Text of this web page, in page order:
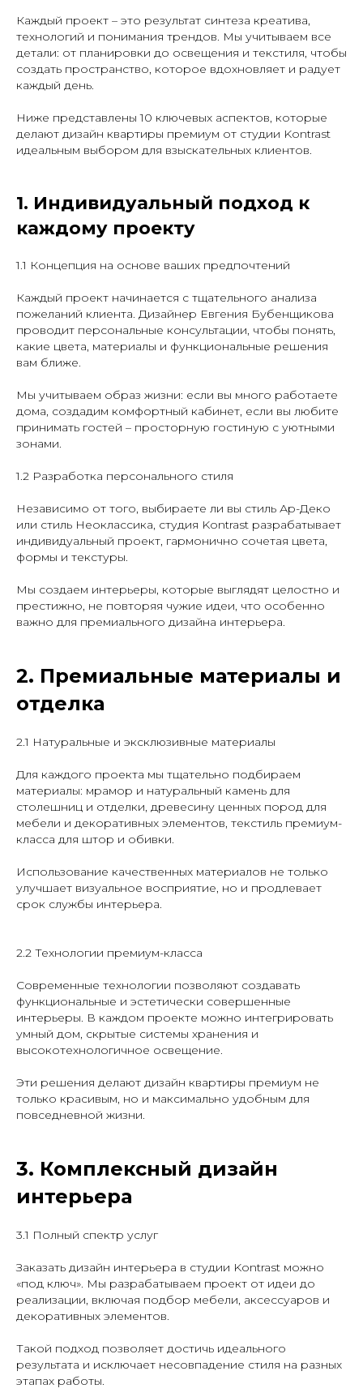
Каждый проект – это результат синтеза креатива,
технологий и понимания трендов. Мы учитываем все
детали: от планировки до освещения и текстиля, чтобы
создать пространство, которое вдохновляет и радует
каждый день.
Ниже представлены 10 ключевых аспектов, которые
делают дизайн квартиры премиум от студии Kontrast
идеальным выбором для взыскательных клиентов.
1. Индивидуальный подход к
каждому проекту
1.1 Концепция на основе ваших предпочтений
Каждый проект начинается с тщательного анализа
пожеланий клиента. Дизайнер Евгения Бубенщикова
проводит персональные консультации, чтобы понять,
какие цвета, материалы и функциональные решения
вам ближе.
Мы учитываем образ жизни: если вы много работаете
дома, создадим комфортный кабинет, если вы любите
принимать гостей – просторную гостиную с уютными
зонами.
1.2 Разработка персонального стиля
Независимо от того, выбираете ли вы стиль Ар-Деко
или стиль Неоклассика, студия Kontrast разрабатывает
индивидуальный проект, гармонично сочетая цвета,
формы и текстуры.
Мы создаем интерьеры, которые выглядят целостно и
престижно, не повторяя чужие идеи, что особенно
важно для премиального дизайна интерьера.
2. Премиальные материалы и
отделка
2.1 Натуральные и эксклюзивные материалы
Для каждого проекта мы тщательно подбираем
материалы: мрамор и натуральный камень для
столешниц и отделки, древесину ценных пород для
мебели и декоративных элементов, текстиль премиум-
класса для штор и обивки.
Использование качественных материалов не только
улучшает визуальное восприятие, но и продлевает
срок службы интерьера.
2.2 Технологии премиум-класса
Современные технологии позволяют создавать
функциональные и эстетически совершенные
интерьеры. В каждом проекте можно интегрировать
умный дом, скрытые системы хранения и
высокотехнологичное освещение.
Эти решения делают дизайн квартиры премиум не
только красивым, но и максимально удобным для
повседневной жизни.
3. Комплексный дизайн
интерьера
3.1 Полный спектр услуг
Заказать дизайн интерьера в студии Kontrast можно
«под ключ». Мы разрабатываем проект от идеи до
реализации, включая подбор мебели, аксессуаров и
декоративных элементов.
Такой подход позволяет достичь идеального
результата и исключает несовпадение стиля на разных
этапах работы.